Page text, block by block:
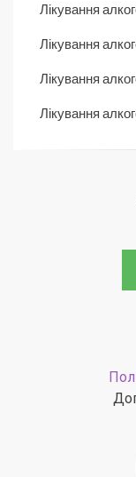
Лікування
Лікування
Лікування
Лікування